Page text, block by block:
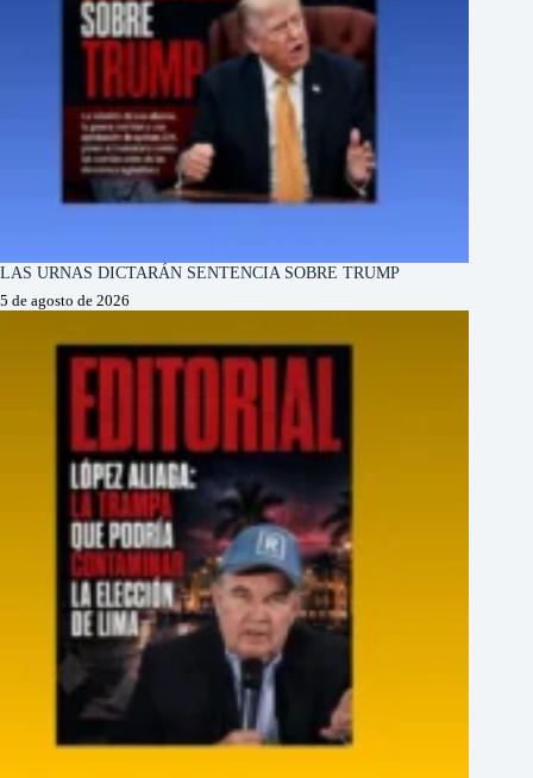
LAS URNAS DICTARÁN SENTENCIA SOBRE TRUMP
5 de agosto de 2026